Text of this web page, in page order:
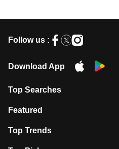
Follow us :
Download App
Top Searches
मुंबई में लगे 'जेन जी' के पोस्टर, लिखा- 'मैं
Featured
10 अगस्त को विधानसभा का घेराव करेंगे
Top Trends